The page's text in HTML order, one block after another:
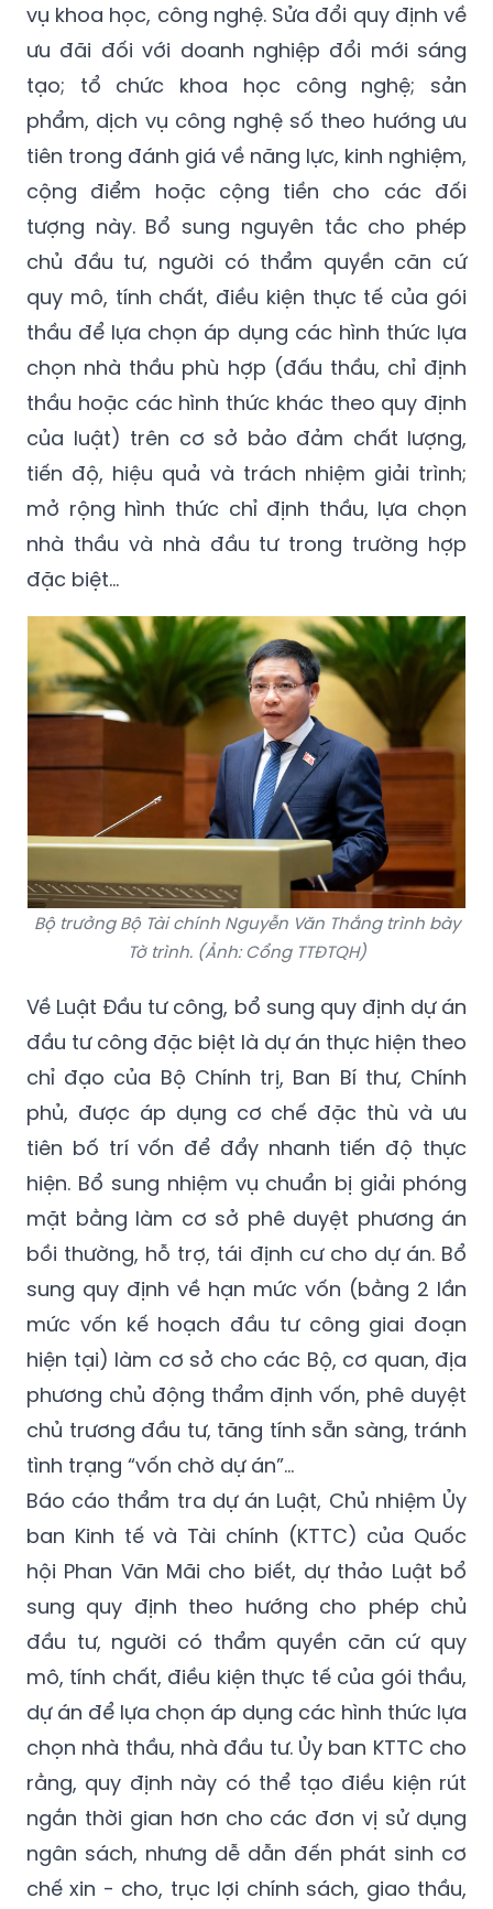
vụ khoa học, công nghệ. Sửa đổi quy định về
ưu đãi đối với doanh nghiệp đổi mới sáng
tạo; tổ chức khoa học công nghệ; sản
phẩm, dịch vụ công nghệ số theo hướng ưu
tiên trong đánh giá về năng lực, kinh nghiệm,
cộng điểm hoặc cộng tiền cho các đối
tượng này. Bổ sung nguyên tắc cho phép
chủ đầu tư, người có thẩm quyền căn cứ
quy mô, tính chất, điều kiện thực tế của gói
thầu để lựa chọn áp dụng các hình thức lựa
chọn nhà thầu phù hợp (đấu thầu, chỉ định
thầu hoặc các hình thức khác theo quy định
của luật) trên cơ sở bảo đảm chất lượng,
tiến độ, hiệu quả và trách nhiệm giải trình;
mở rộng hình thức chỉ định thầu, lựa chọn
nhà thầu và nhà đầu tư trong trường hợp
đặc biệt…
Bộ trưởng Bộ Tài chính Nguyễn Văn Thắng trình bày
Tờ trình. (Ảnh: Cổng TTĐTQH)
Về Luật Đầu tư công, bổ sung quy định dự án
đầu tư công đặc biệt là dự án thực hiện theo
chỉ đạo của Bộ Chính trị, Ban Bí thư, Chính
phủ, được áp dụng cơ chế đặc thù và ưu
tiên bố trí vốn để đẩy nhanh tiến độ thực
hiện. Bổ sung nhiệm vụ chuẩn bị giải phóng
mặt bằng làm cơ sở phê duyệt phương án
bồi thường, hỗ trợ, tái định cư cho dự án. Bổ
sung quy định về hạn mức vốn (bằng 2 lần
mức vốn kế hoạch đầu tư công giai đoạn
hiện tại) làm cơ sở cho các Bộ, cơ quan, địa
phương chủ động thẩm định vốn, phê duyệt
chủ trương đầu tư, tăng tính sẵn sàng, tránh
tình trạng “vốn chờ dự án”…
Báo cáo thẩm tra dự án Luật, Chủ nhiệm Ủy
ban Kinh tế và Tài chính (KTTC) của Quốc
hội Phan Văn Mãi cho biết, dự thảo Luật bổ
sung quy định theo hướng cho phép chủ
đầu tư, người có thẩm quyền căn cứ quy
mô, tính chất, điều kiện thực tế của gói thầu,
dự án để lựa chọn áp dụng các hình thức lựa
chọn nhà thầu, nhà đầu tư. Ủy ban KTTC cho
rằng, quy định này có thể tạo điều kiện rút
ngắn thời gian hơn cho các đơn vị sử dụng
ngân sách, nhưng dễ dẫn đến phát sinh cơ
chế xin - cho, trục lợi chính sách, giao thầu,